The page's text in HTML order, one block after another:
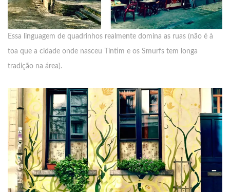
Essa linguagem de quadrinhos realmente domina as ruas (não é à
toa que a cidade onde nasceu Tintim e os Smurfs tem longa
tradição na área).